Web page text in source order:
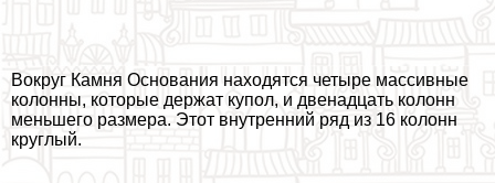
Вокруг Камня Основания находятся четыре массивные
колонны, которые держат купол, и двенадцать колонн
меньшего размера. Этот внутренний ряд из 16 колонн
круглый.